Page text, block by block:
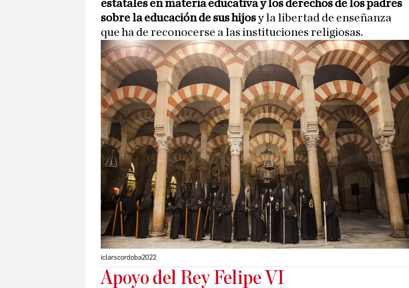
estatales en materia educativa y los derechos de los padres
sobre la educación de sus hijosy la libertad de enseñanza
que ha de reconocerse a las instituciones religiosas.
iclarscordoba2022
Apoyo del Rey Felipe VI